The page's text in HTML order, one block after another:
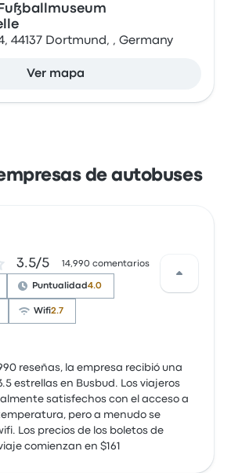
44137 Dortmund, , Germany
Ver mapa
de autobuses
3.5/5 14,990 comentarios
Puntualidad4.0
Wifi2.7
reseñas, la empresa recibió una
estrellas en Busbud. Los viajeros
satisfechos con el acceso a
pero a menudo se
Los precios de los boletos de
comienzan en $161